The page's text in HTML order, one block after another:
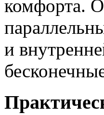
комфорта.
и